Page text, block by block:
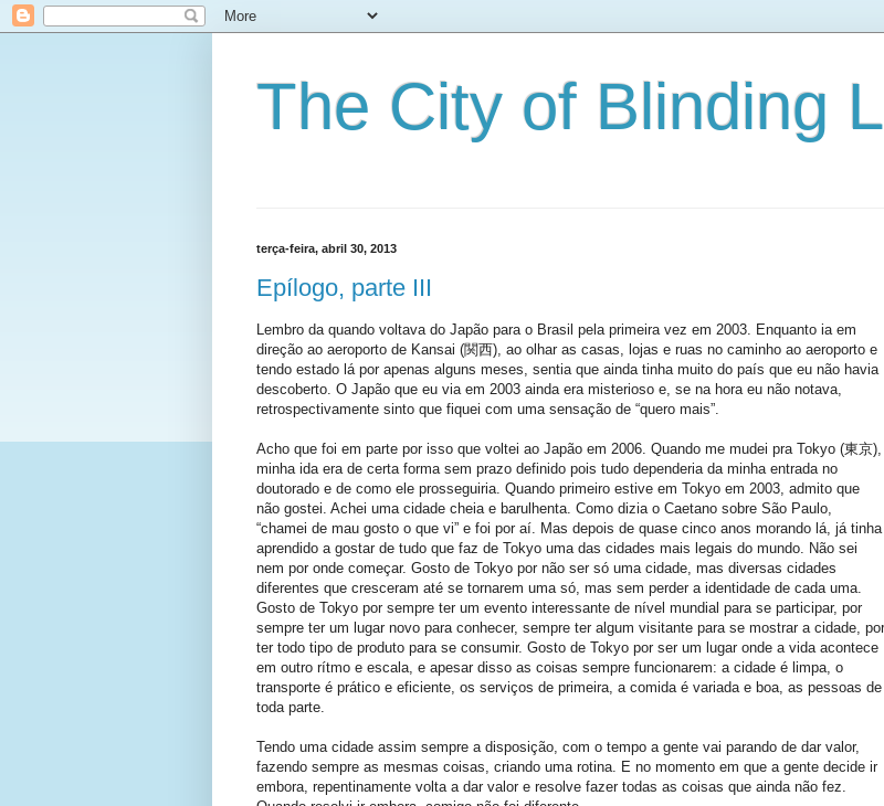
The City of Blinding
terça-feira, abril 30, 2013
Epílogo, parte III
Lembro da quando voltava do Japão para o Brasil pela primeira vez em 2003. Enquanto ia em
direção ao aeroporto de Kansai (関西), ao olhar as casas, lojas e ruas no caminho ao aeroporto e
tendo estado lá por apenas alguns meses, sentia que ainda tinha muito do país que eu não havia
descoberto. O Japão que eu via em 2003 ainda era misterioso e, se na hora eu não notava,
retrospectivamente sinto que fiquei com uma sensação de “quero mais”.
Acho que foi em parte por isso que voltei ao Japão em 2006. Quando me mudei pra Tokyo (東京),
minha ida era de certa forma sem prazo definido pois tudo dependeria da minha entrada no
doutorado e de como ele prosseguiria. Quando primeiro estive em Tokyo em 2003, admito que
não gostei. Achei uma cidade cheia e barulhenta. Como dizia o Caetano sobre São Paulo,
“chamei de mau gosto o que vi” e foi por aí. Mas depois de quase cinco anos morando lá, já tinha
aprendido a gostar de tudo que faz de Tokyo uma das cidades mais legais do mundo. Não sei
nem por onde começar. Gosto de Tokyo por não ser só uma cidade, mas diversas cidades
diferentes que cresceram até se tornarem uma só, mas sem perder a identidade de cada uma.
Gosto de Tokyo por sempre ter um evento interessante de nível mundial para se participar, por
sempre ter um lugar novo para conhecer, sempre ter algum visitante para se mostrar a cidade, por
ter todo tipo de produto para se consumir. Gosto de Tokyo por ser um lugar onde a vida acontece
em outro rítmo e escala, e apesar disso as coisas sempre funcionarem: a cidade é limpa, o
transporte é prático e eficiente, os serviços de primeira, a comida é variada e boa, as pessoas de
toda parte.
Tendo uma cidade assim sempre a disposição, com o tempo a gente vai parando de dar valor,
fazendo sempre as mesmas coisas, criando uma rotina. E no momento em que a gente decide ir
embora, repentinamente volta a dar valor e resolve fazer todas as coisas que ainda não fez.